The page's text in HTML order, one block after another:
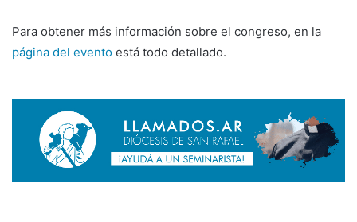
Para obtener más información sobre el congreso, en la
página del evento está todo detallado.